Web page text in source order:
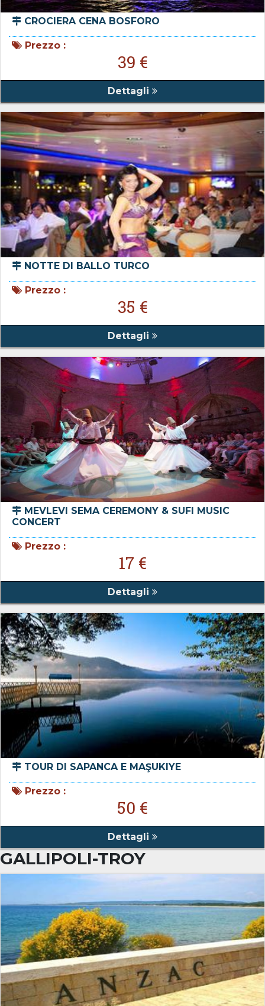
CROCIERA CENA BOSFORO
Prezzo :
39 €
Dettagli
NOTTE DI BALLO TURCO
Prezzo :
35 €
Dettagli
MEVLEVI SEMA CEREMONY & SUFI MUSIC
CONCERT
Prezzo :
17 €
Dettagli
TOUR DI SAPANCA E MAŞUKIYE
Prezzo :
50 €
Dettagli
GALLIPOLI-TROY